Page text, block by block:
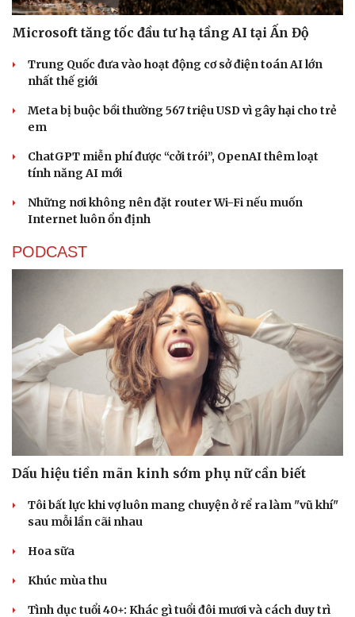
Microsoft tăng tốc đầu tư hạ tầng AI tại Ấn Độ
Trung Quốc đưa vào hoạt động cơ sở điện toán AI lớn
nhất thế giới
Meta bị buộc bồi thường 567 triệu USD vì gây hại cho trẻ
em
ChatGPT miễn phí được “cởi trói”, OpenAI thêm loạt
tính năng AI mới
Những nơi không nên đặt router Wi-Fi nếu muốn
Internet luôn ổn định
PODCAST
Dấu hiệu tiền mãn kinh sớm phụ nữ cần biết
Tôi bất lực khi vợ luôn mang chuyện ở rể ra làm "vũ khí"
sau mỗi lần cãi nhau
Hoa sữa
Khúc mùa thu
Tình dục tuổi 40+: Khác gì tuổi đôi mươi và cách duy trì